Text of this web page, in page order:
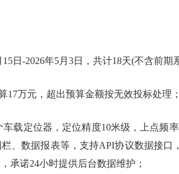
日-2026年5月3日，共计18天(不含前期
17万元，超出预算金额按无效投标处理；
车载定位器，定位精度10米级，上点频
、数据报表等，支持API协议数据接
承诺24小时提供后台数据维护；